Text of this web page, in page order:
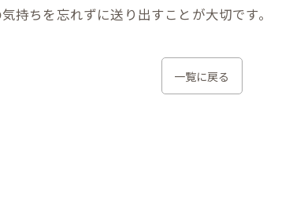
持ちを忘れずに送り出すことが大切です。
一覧に戻る